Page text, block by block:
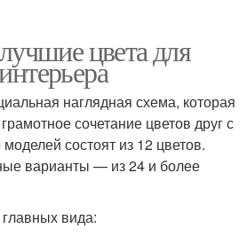
цвета для
наглядная схема, которая
сочетание цветов друг с
состоят из 12 цветов.
варианты — из 24 и более
вида: